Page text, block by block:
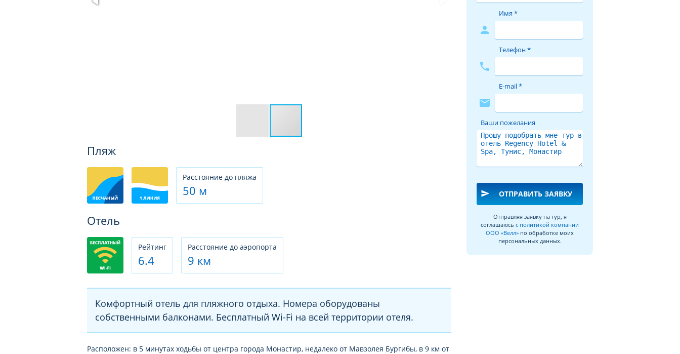
Пляж
Расстояние до пляжа
50 м
Отель
Рeйтинг
6.4
Расстояние до аэропорта
9 км
Комфортный отель для пляжного отдыха. Номера оборудованы
собственными балконами. Бесплатный Wi-Fi на всей территории отеля.
Расположен: в 5 минутах ходьбы от центра города Монастир, недалеко от Мавзолея Бургибы, в 9 км от
person
Имя *
phone
Телефон *
mail
E-mail *
Ваши пожелания
send ОТПРАВИТЬ ЗАЯВКУ
Отправляя заявку на тур, я
соглашаюсь с политикой компании
ООО «Велл» по обработке моих
персональных данных.